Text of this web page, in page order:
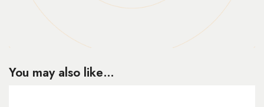
You may also like…